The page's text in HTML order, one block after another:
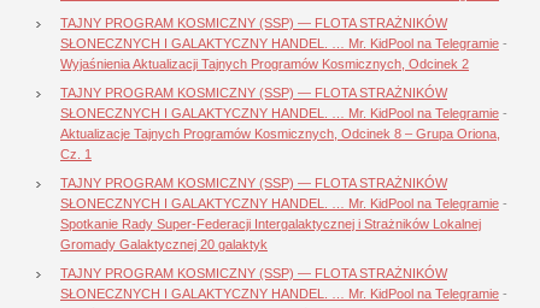
TAJNY PROGRAM KOSMICZNY (SSP) — FLOTA STRAŻNIKÓW
SŁONECZNYCH I GALAKTYCZNY HANDEL. … Mr. KidPool na Telegramie -
Wyjaśnienia Aktualizacji Tajnych Programów Kosmicznych, Odcinek 2
TAJNY PROGRAM KOSMICZNY (SSP) — FLOTA STRAŻNIKÓW
SŁONECZNYCH I GALAKTYCZNY HANDEL. … Mr. KidPool na Telegramie -
Aktualizacje Tajnych Programów Kosmicznych, Odcinek 8 – Grupa Oriona,
Cz. 1
TAJNY PROGRAM KOSMICZNY (SSP) — FLOTA STRAŻNIKÓW
SŁONECZNYCH I GALAKTYCZNY HANDEL. … Mr. KidPool na Telegramie -
Spotkanie Rady Super-Federacji Intergalaktycznej i Strażników Lokalnej
Gromady Galaktycznej 20 galaktyk
TAJNY PROGRAM KOSMICZNY (SSP) — FLOTA STRAŻNIKÓW
SŁONECZNYCH I GALAKTYCZNY HANDEL. … Mr. KidPool na Telegramie -